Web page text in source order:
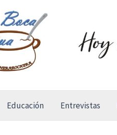
Educación Entrevistas